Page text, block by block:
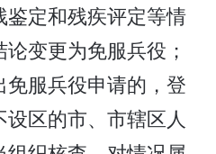
定和残疾评定等情
变更为免服兵役；
服兵役申请的，登
区的市、市辖区人